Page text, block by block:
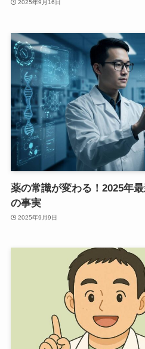
2025年9月16日
薬の常識が変わる！2025年
の事実
2025年9月9日